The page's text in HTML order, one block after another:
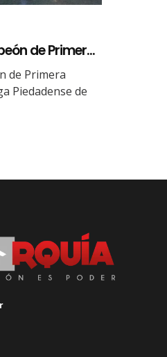
de Primer...
de Primera
Piedadense de